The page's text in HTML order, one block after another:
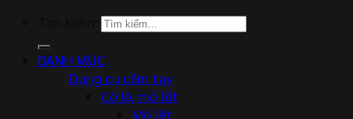
DANH MỤC
Dụng cụ cầm tay
Cờ lê, mỏ lết
Mỏ lết